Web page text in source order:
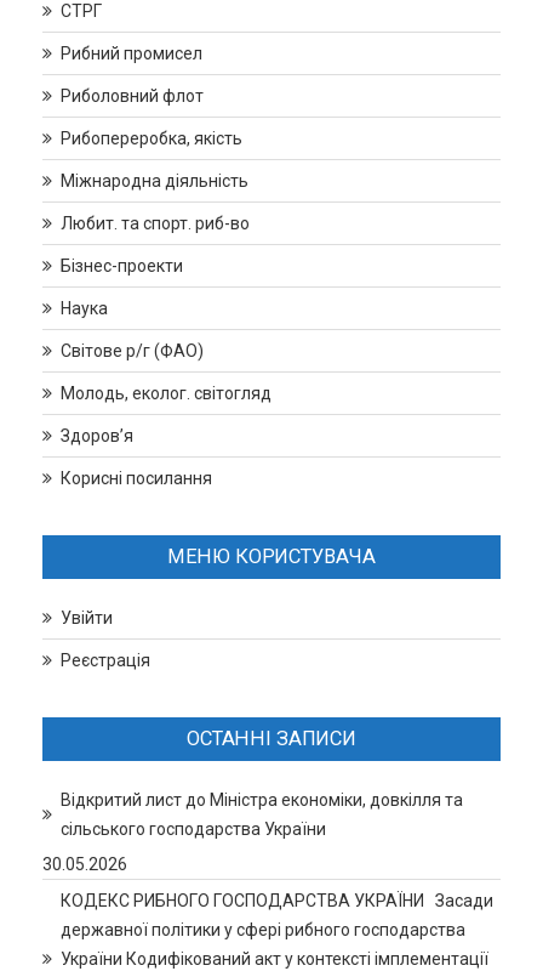
СТРГ
Рибний промисел
Риболовний флот
Рибопереробка, якість
Міжнародна діяльність
Любит. та спорт. риб-во
Бізнес-проекти
Наука
Світове р/г (ФАО)
Молодь, еколог. світогляд
Здоров’я
Корисні посилання
МЕНЮ КОРИСТУВАЧА
Увійти
Реєстрація
ОСТАННІ ЗАПИСИ
Відкритий лист до Міністра економіки, довкілля та
сільського господарства України
30.05.2026
КОДЕКС РИБНОГО ГОСПОДАРСТВА УКРАЇНИ Засади
державної політики у сфері рибного господарства
України Кодифікований акт у контексті імплементації